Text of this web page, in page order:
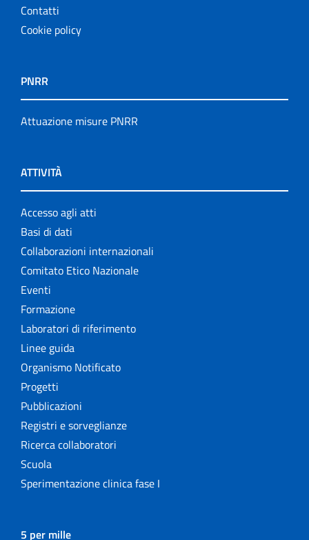
Contatti
Cookie policy
PNRR
Attuazione misure PNRR
ATTIVITÀ
Accesso agli atti
Basi di dati
Collaborazioni internazionali
Comitato Etico Nazionale
Eventi
Formazione
Laboratori di riferimento
Linee guida
Organismo Notificato
Progetti
Pubblicazioni
Registri e sorveglianze
Ricerca collaboratori
Scuola
Sperimentazione clinica fase I
5 per mille